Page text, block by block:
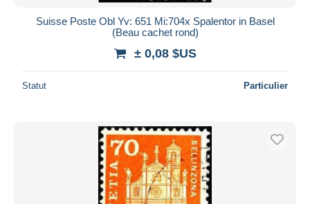
Suisse Poste Obl Yv: 651 Mi:704x Spalentor in Basel
(Beau cachet rond)
± 0,08 $US
Statut Particulier